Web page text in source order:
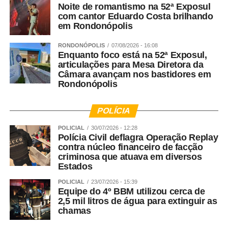
acidente de trânsito entre moto e camionete
demandas do Núcleo?
Rosana Leite – A criação do Nudem aconteceu em 2014,
mas nós fazemos a defesa das mulheres desde o
Brasil a aplicar a LMP, mas o Nudem como Núcleo surgiu
questão de ampliar o atendimento das mulheres. A LMP
foi tão de vanguarda que ela trouxe a necessidade das
Varas de Justiça, dos Juizados dentro do Poder Judiciário
e dentro da Defensoria Pública de termos núcleos de
atendimento especializados. Tivemos o aumento das
Delegacias Especializadas e toda essa gama do Sistema
de Justiça ajuda no amparo das mulheres em forma de
rede para que elas saibam onde pode buscar o
Noite de romantismo na 52ª Exposul
com cantor Eduardo Costa brilhando
em Rondonópolis
RONDONÓPOLIS 07/08/2026 - 16:08
Enquanto foco está na 52ª Exposul,
articulações para Mesa Diretora da
Câmara avançam nos bastidores em
Rondonópolis
POLÍCIA
POLICIAL 30/07/2026 - 12:28
Polícia Civil deflagra Operação Replay
contra núcleo financeiro de facção
criminosa que atuava em diversos
Estados
POLICIAL 23/07/2026 - 15:39
Equipe do 4º BBM utilizou cerca de
2,5 mil litros de água para extinguir as
chamas